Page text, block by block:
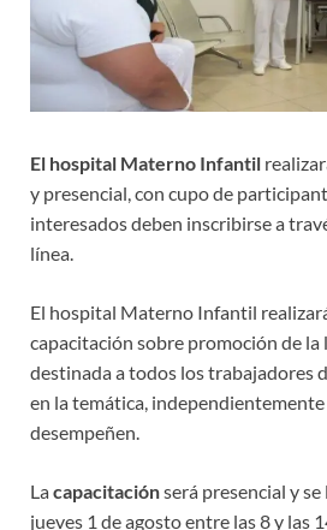
El hospital Materno Infantil
y presencial, con cupo de
interesados deben inscribirse a
línea.
El hospital Materno Infantil
capacitación sobre promoción de la
destinada a todos los trabajadores
en la temática, independientemente
desempeñen.
Lacapacitaciónserá presencial y se
jueves 1 de agosto entre las 8 y las